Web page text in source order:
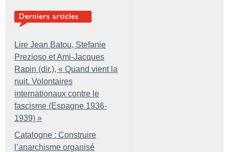
Lire Jean Batou, Stefanie
Prezioso et Ami-Jacques
Rapin (dir.), « Quand vient la
nuit. Volontaires
internationaux contre le
fascisme (Espagne 1936-
1939) »
Catalogne : Construire
l’anarchisme organisé